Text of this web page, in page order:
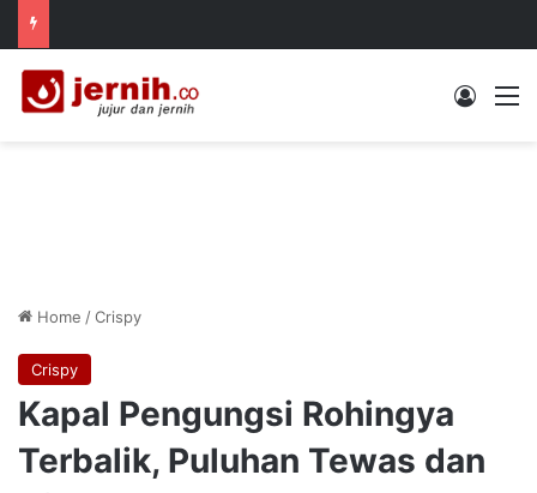
Log In
Home /Crispy
Crispy
Kapal Pengungsi Rohingya
Terbalik, Puluhan Tewas dan